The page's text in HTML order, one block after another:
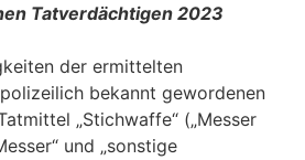
Tatverdächtigen 2023
der ermittelten
bekannt gewordenen
„Stichwaffe“ („Messer
und „sonstige